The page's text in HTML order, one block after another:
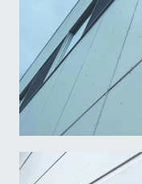
Light Trim Fasteners and
Email*
Business